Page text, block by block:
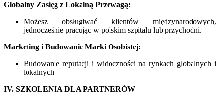
Globalny Zasięg z Lokalną Przewagą:
Możesz obsługiwać klientów międzynarodowych,
jednocześnie pracując w polskim szpitalu lub przychodni.
Marketing i Budowanie Marki Osobistej:
Budowanie reputacji i widoczności na rynkach globalnych i
lokalnych.
IV. SZKOLENIA DLA PARTNERÓW